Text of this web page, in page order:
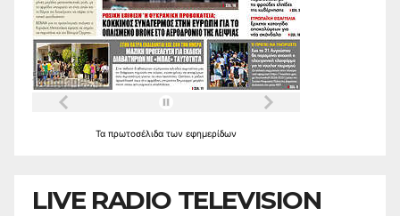
Τα πρωτοσέλιδα των εφημερίδων
LIVE RADIO TELEVISION